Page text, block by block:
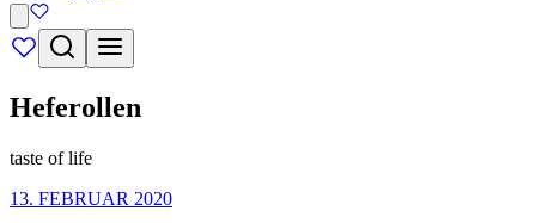
Heferollen
taste of life
13. FEBRUAR 2020